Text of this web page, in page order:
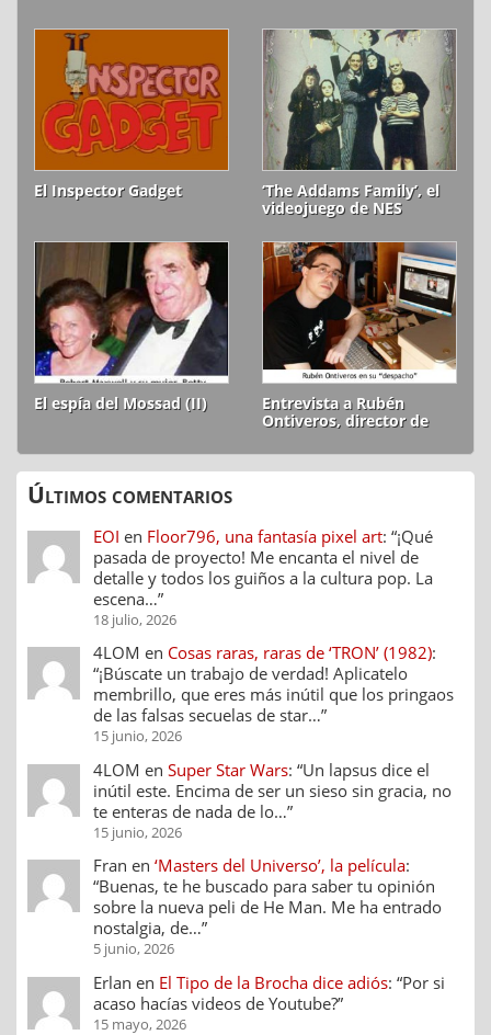
El Inspector Gadget
‘The Addams Family’, el
videojuego de NES
El espía del Mossad (II)
Entrevista a Rubén
Ontiveros, director de
Últimos comentarios
EOI en Floor796, una fantasía pixel art: “¡Qué
pasada de proyecto! Me encanta el nivel de
detalle y todos los guiños a la cultura pop. La
escena…”
18 julio, 2026
4LOM en Cosas raras, raras de ‘TRON’ (1982):
“¡Búscate un trabajo de verdad! Aplicatelo
membrillo, que eres más inútil que los pringaos
de las falsas secuelas de star…”
15 junio, 2026
4LOM en Super Star Wars: “Un lapsus dice el
inútil este. Encima de ser un sieso sin gracia, no
te enteras de nada de lo…”
15 junio, 2026
Fran en ‘Masters del Universo’, la película:
“Buenas, te he buscado para saber tu opinión
sobre la nueva peli de He Man. Me ha entrado
nostalgia, de…”
5 junio, 2026
Erlan en El Tipo de la Brocha dice adiós: “Por si
acaso hacías videos de Youtube?”
15 mayo, 2026